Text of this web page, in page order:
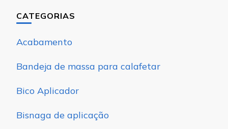
CATEGORIAS
Acabamento
Bandeja de massa para calafetar
Bico Aplicador
Bisnaga de aplicação